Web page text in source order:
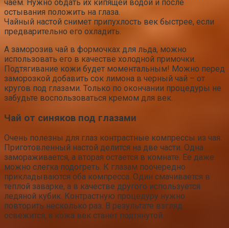
чаем. Нужно обдать их кипящей водой и после
остывания положить на глаза.
Чайный настой снимет припухлость век быстрее, если
предварительно его охладить.
А заморозив чай в формочках для льда, можно
использовать его в качестве холодной примочки.
Подтягивание кожи будет моментальным! Можно перед
заморозкой добавить сок лимона в черный чай – от
кругов под глазами. Только по окончании процедуры не
забудьте воспользоваться кремом для век.
Чай от синяков под глазами
Очень полезны для глаз контрастные компрессы из чая.
Приготовленный настой делится на две части. Одна
замораживается, а вторая остается в комнате. Ее даже
можно слегка подогреть. К глазам поочередно
прикладываются оба компресса. Один смачивается в
теплой заварке, а в качестве другого используется
ледяной кубик. Контрастную процедуру нужно
повторить несколько раз. В результате взгляд
освежится, а кожа век станет подтянутой.